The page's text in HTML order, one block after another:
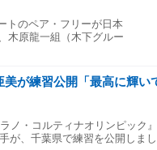
プルアクセル〟が決まるのか
始まります。
トのペア・フリーが日本
木原龍一組（木下グルー
美が練習公開「最高に輝
ノ・コルティナオリンピック
が、千葉県で練習を公開しま